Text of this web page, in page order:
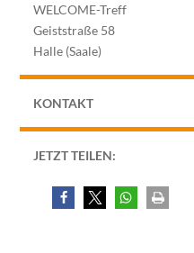
WELCOME-Treff
Geiststraße 58
Halle (Saale)
KONTAKT
JETZT TEILEN: